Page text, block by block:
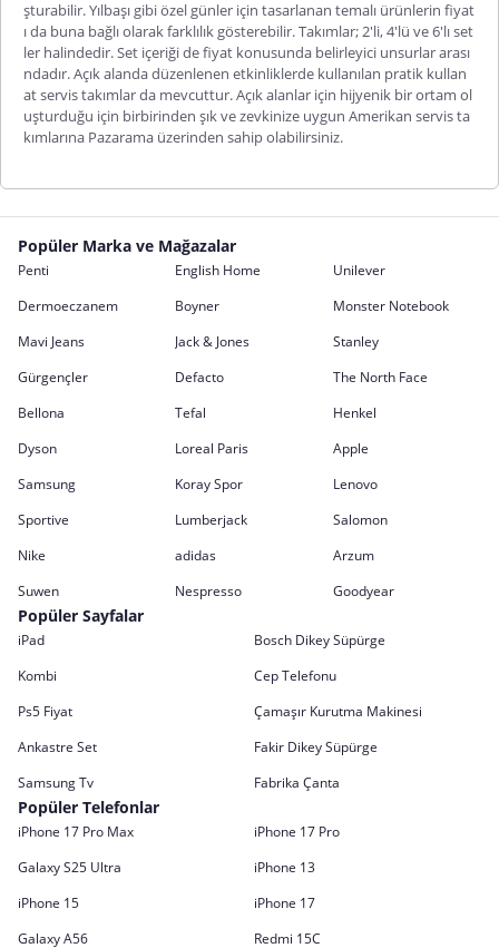
şturabilir. Yılbaşı gibi özel günler için tasarlanan temalı ürünlerin fiyat
ı da buna bağlı olarak farklılık gösterebilir. Takımlar; 2'li, 4'lü ve 6'lı set
ler halindedir. Set içeriği de fiyat konusunda belirleyici unsurlar arası
ndadır. Açık alanda düzenlenen etkinliklerde kullanılan pratik kullan
at servis takımlar da mevcuttur. Açık alanlar için hijyenik bir ortam ol
uşturduğu için birbirinden şık ve zevkinize uygun Amerikan servis ta
kımlarına Pazarama üzerinden sahip olabilirsiniz.
Popüler Marka ve Mağazalar
Penti English Home
Unilever
Dermoeczanem
Boyner
Monster Notebook
Mavi Jeans
Jack & Jones
Stanley
Gürgençler
Defacto
The North Face
Bellona
Tefal
Henkel
Dyson
Loreal Paris
Apple
Samsung
Koray Spor
Lenovo
Sportive
Lumberjack
Salomon
Nike
adidas
Arzum
Suwen
Nespresso Goodyear
Popüler Sayfalar
iPad
Bosch Dikey Süpürge
Kombi
Cep Telefonu
Ps5 Fiyat
Çamaşır Kurutma Makinesi
Ankastre Set
Fakir Dikey Süpürge
Samsung Tv
Fabrika Çanta
Popüler Telefonlar
iPhone 17 Pro Max
iPhone 17 Pro
Galaxy S25 Ultra
iPhone 13
iPhone 15
iPhone 17
Galaxy A56
Redmi 15C